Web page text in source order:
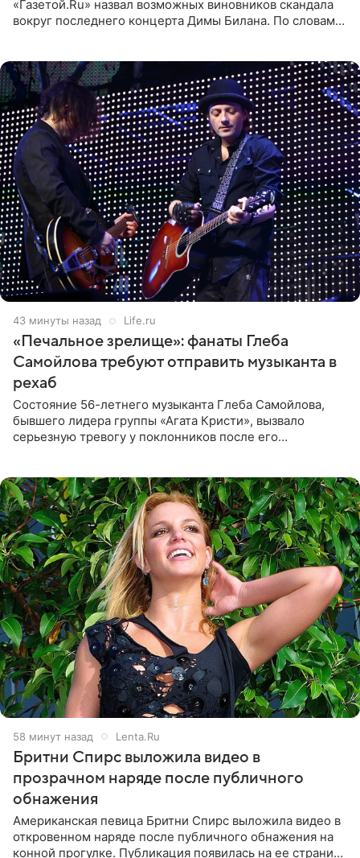
«Газетой.Ru» назвал возможных виновников скандала
вокруг последнего концерта Димы Билана. По словам
43 минуты назад Life.ru
«Печальное зрелище»: фанаты Глеба
Самойлова требуют отправить музыканта в
рехаб
Состояние 56-летнего музыканта Глеба Самойлова,
бывшего лидера группы «Агата Кристи», вызвало
серьезную тревогу у поклонников после его
58 минут назад Lenta.Ru
Бритни Спирс выложила видео в
прозрачном наряде после публичного
обнажения
Американская певица Бритни Спирс выложила видео в
откровенном наряде после публичного обнажения на
конной прогулке. Публикация появилась на ее странице